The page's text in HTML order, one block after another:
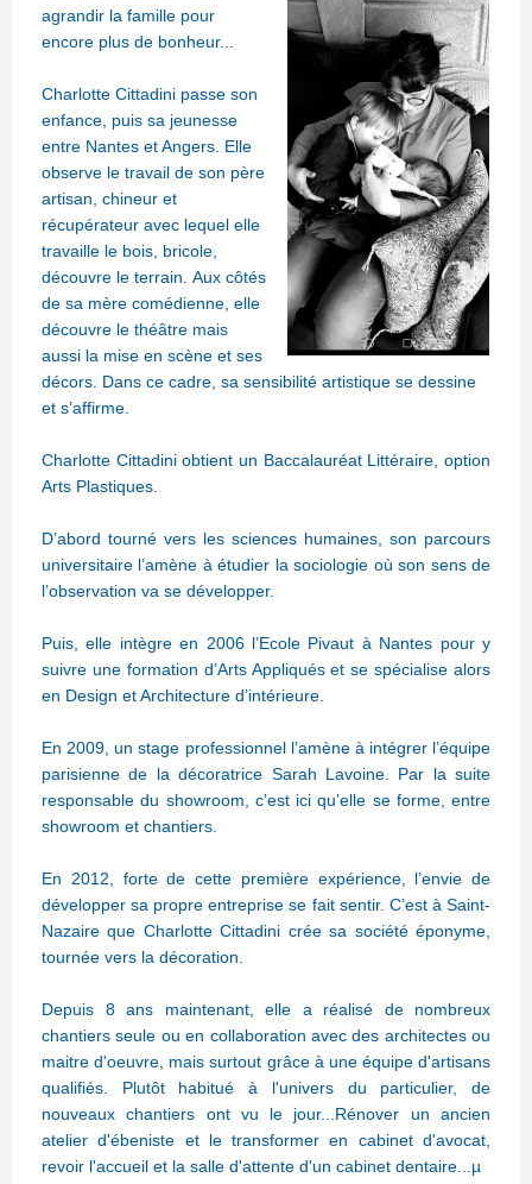
agrandir la famille pour
encore plus de bonheur...
Charlotte Cittadini passe son
enfance, puis sa jeunesse
entre Nantes et Angers. Elle
observe le travail de son père
artisan, chineur et
récupérateur avec lequel elle
travaille le bois, bricole,
découvre le terrain. Aux côtés
de sa mère comédienne, elle
découvre le théâtre mais
aussi la mise en scène et ses
décors. Dans ce cadre, sa sensibilité artistique se dessine
et s’affirme.
Charlotte Cittadini obtient un Baccalauréat Littéraire, option
Arts Plastiques.
D’abord tourné vers les sciences humaines, son parcours
universitaire l’amène à étudier la sociologie où son sens de
l’observation va se développer.
Puis, elle intègre en 2006 l’Ecole Pivaut à Nantes pour y
suivre une formation d’Arts Appliqués et se spécialise alors
en Design et Architecture d’intérieure.
En 2009, un stage professionnel l’amène à intégrer l’équipe
parisienne de la décoratrice Sarah Lavoine. Par la suite
responsable du showroom, c’est ici qu’elle se forme, entre
showroom et chantiers.
En 2012, forte de cette première expérience, l’envie de
développer sa propre entreprise se fait sentir. C’est à Saint-
Nazaire que Charlotte Cittadini crée sa société éponyme,
tournée vers la décoration.
Depuis 8 ans maintenant, elle a réalisé de nombreux
chantiers seule ou en collaboration avec des architectes ou
maitre d'oeuvre, mais surtout grâce à une équipe d'artisans
qualifiés. Plutôt habitué à l'univers du particulier, de
nouveaux chantiers ont vu le jour...Rénover un ancien
atelier d'ébeniste et le transformer en cabinet d'avocat,
revoir l'accueil et la salle d'attente d'un cabinet dentaire...µ